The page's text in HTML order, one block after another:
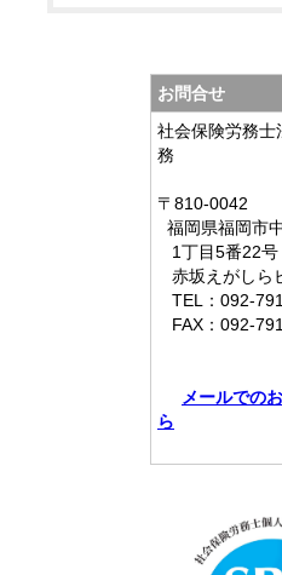
お問合せ
社会保険労務士
務
〒810-0042
福岡県福岡市
1丁目5番22
赤坂えがしら
TEL： 092-
FAX： 092-
メールでの
ら